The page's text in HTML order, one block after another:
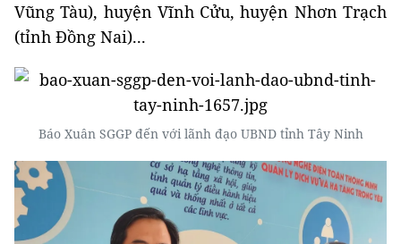
Vũng Tàu), huyện Vĩnh Cửu, huyện Nhơn Trạch
(tỉnh Đồng Nai)...
Báo Xuân SGGP đến với lãnh đạo UBND tỉnh Tây Ninh